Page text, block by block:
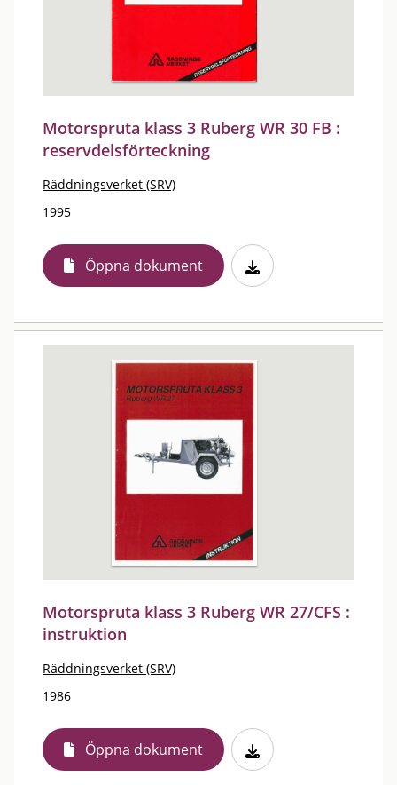
Motorspruta klass 3 Ruberg WR 30 FB :
reservdelsförteckning
Räddningsverket (SRV)
1995
Öppna dokument
Motorspruta klass 3 Ruberg WR 27/CFS :
instruktion
Räddningsverket (SRV)
1986
Öppna dokument